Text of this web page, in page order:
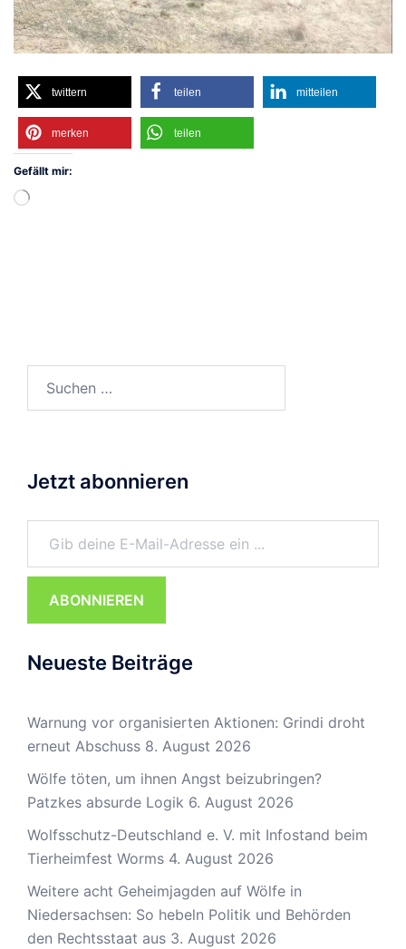
twittern teilen mitteilen
merken teilen
Gefällt mir:
Wird
Jetzt abonnieren
Gib deine E-Mail-Adresse ein ...
ABONNIEREN
Neueste Beiträge
Warnung vor organisierten Aktionen: Grindi droht
erneut Abschuss 8. August 2026
Wölfe töten, um ihnen Angst beizubringen?
Patzkes absurde Logik 6. August 2026
Wolfsschutz-Deutschland e. V. mit Infostand beim
Tierheimfest Worms 4. August 2026
Weitere acht Geheimjagden auf Wölfe in
Niedersachsen: So hebeln Politik und Behörden
den Rechtsstaat aus 3. August 2026